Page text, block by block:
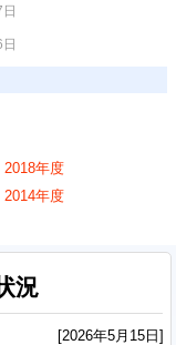
2018年度
2014年度
況
[2026年5月15日]